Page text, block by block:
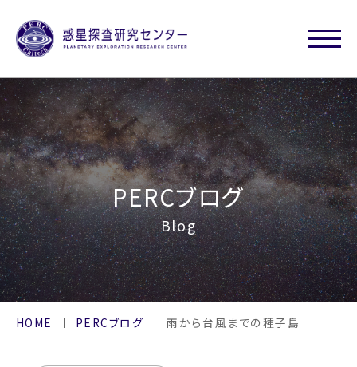
PERCブログ
Blog
HOME PERCブログ 雨から台風までの種子島